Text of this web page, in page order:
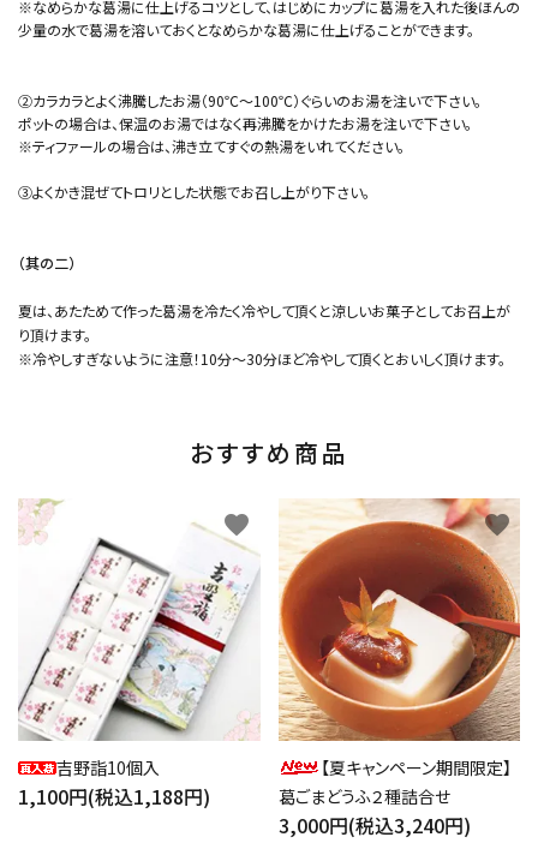
※なめらかな葛湯に仕上げるコツとして、はじめにカップに葛湯を入れた後ほんの
少量の水で葛湯を溶いておくとなめらかな葛湯に仕上げることができます。
②カラカラとよく沸騰したお湯（90℃～100℃）ぐらいのお湯を注いで下さい。
ポットの場合は、保温のお湯ではなく再沸騰をかけたお湯を注いで下さい。
※ティファールの場合は、沸き立てすぐの熱湯をいれてください。
③よくかき混ぜてトロリとした状態でお召し上がり下さい。
（其の二）
夏は、あたためて作った葛湯を冷たく冷やして頂くと涼しいお菓子としてお召上が
り頂けます。
※冷やしすぎないように注意！10分～30分ほど冷やして頂くとおいしく頂けます。
おすすめ商品
吉野詣10個入
1,100円(税込1,188円)
favorite
【夏キャンペーン期間限定】
葛ごまどうふ２種詰合せ
3,000円(税込3,240円)
favorite